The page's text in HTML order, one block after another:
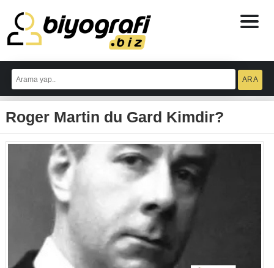
Roger Martin du Gard Kimdir?
ataşehir
escort
bodrum
izmit